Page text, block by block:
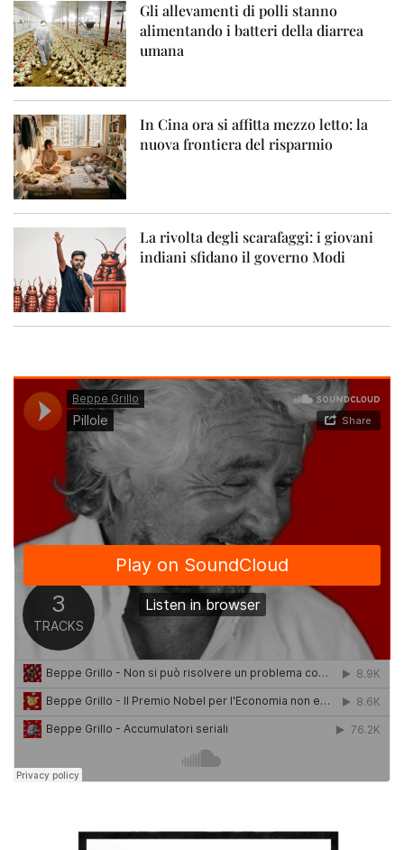
Gli allevamenti di polli stanno
alimentando i batteri della diarrea
umana
In Cina ora si affitta mezzo letto: la
nuova frontiera del risparmio
La rivolta degli scarafaggi: i giovani
indiani sfidano il governo Modi